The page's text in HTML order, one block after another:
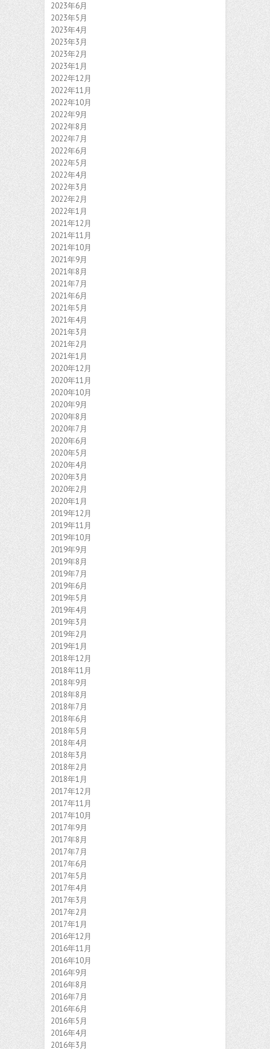
2023年6月
2023年5月
2023年4月
2023年3月
2023年2月
2023年1月
2022年12月
2022年11月
2022年10月
2022年9月
2022年8月
2022年7月
2022年6月
2022年5月
2022年4月
2022年3月
2022年2月
2022年1月
2021年12月
2021年11月
2021年10月
2021年9月
2021年8月
2021年7月
2021年6月
2021年5月
2021年4月
2021年3月
2021年2月
2021年1月
2020年12月
2020年11月
2020年10月
2020年9月
2020年8月
2020年7月
2020年6月
2020年5月
2020年4月
2020年3月
2020年2月
2020年1月
2019年12月
2019年11月
2019年10月
2019年9月
2019年8月
2019年7月
2019年6月
2019年5月
2019年4月
2019年3月
2019年2月
2019年1月
2018年12月
2018年11月
2018年9月
2018年8月
2018年7月
2018年6月
2018年5月
2018年4月
2018年3月
2018年2月
2018年1月
2017年12月
2017年11月
2017年10月
2017年9月
2017年8月
2017年7月
2017年6月
2017年5月
2017年4月
2017年3月
2017年2月
2017年1月
2016年12月
2016年11月
2016年10月
2016年9月
2016年8月
2016年7月
2016年6月
2016年5月
2016年4月
2016年3月